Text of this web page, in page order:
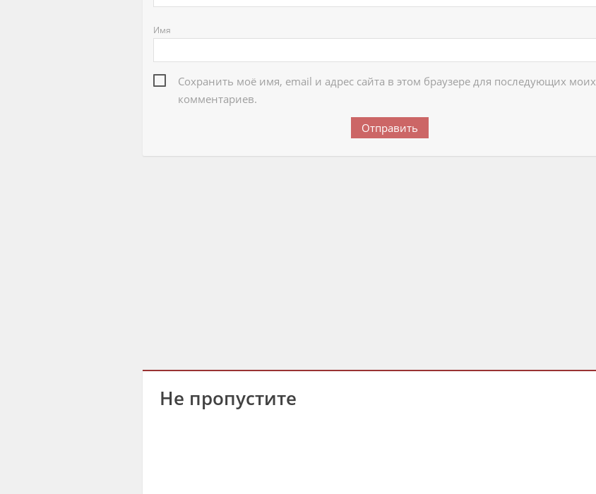
Имя
Сохранить моё имя, email и адрес сайта в этом браузере для последующих моих
комментариев.
Не пропустите